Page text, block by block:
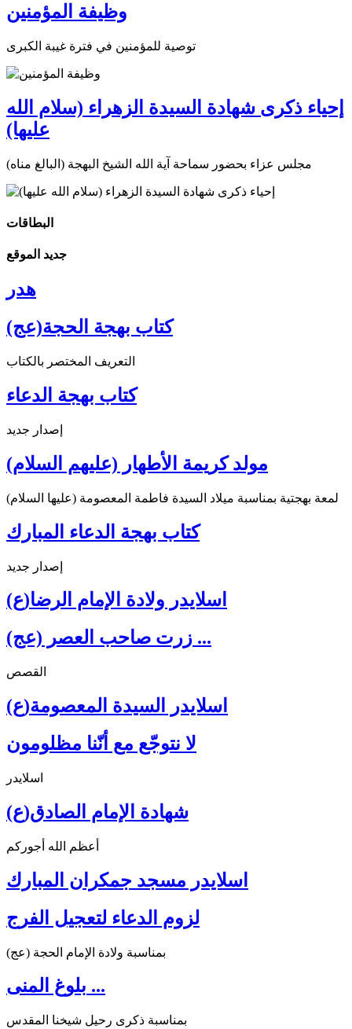
وظيفة المؤمنين
توصية للمؤمنين في فترة غيبة الكبرى
إحياء ذكرى شهادة السيدة الزهراء (سلام الله
عليها)
مجلس عزاء بحضور سماحة آية الله الشيخ البهجة (البالغ مناه)
البطاقات
جديد الموقع
هدر
كتاب بهجة الحجة(عج)
التعريف المختصر بالكتاب
كتاب بهجة الدعاء
إصدار جديد
مولد كريمة الأطهار (عليهم السلام)
لمعة بهجتية بمناسبة ميلاد السيدة فاطمة المعصومة (عليها السلام)
كتاب بهجة الدعاء المبارك
إصدار جديد
اسلايدر ولادة الإمام الرضا(ع)
زرت صاحب العصر (عج) ...
القصص
اسلايدر السيدة المعصومة(ع)
لا نتوجّع مع أنّنا مظلومون
اسلايدر
شهادة الإمام الصادق(ع)
أعظم الله أجوركم
اسلايدر مسجد جمكران المبارك
لزوم الدعاء لتعجيل الفرج
بمناسبة ولادة الإمام الحجة (عج)
بلوغ المنى ...
بمناسبة ذكرى رحيل شيخنا المقدس